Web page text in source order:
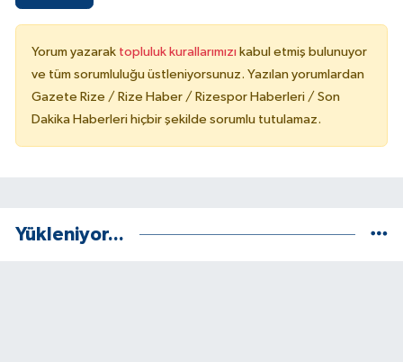
Yorum yazarak topluluk kurallarımızı kabul etmiş bulunuyor
ve tüm sorumluluğu üstleniyorsunuz. Yazılan yorumlardan
Gazete Rize / Rize Haber / Rizespor Haberleri / Son
Dakika Haberleri hiçbir şekilde sorumlu tutulamaz.
Yükleniyor...